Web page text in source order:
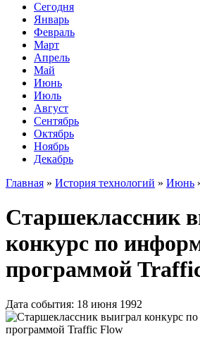
Сегодня
Январь
Февраль
Март
Апрель
Май
Июнь
Июль
Август
Сентябрь
Октябрь
Ноябрь
Декабрь
Главная » История технологий » Июнь
Старшеклассник
конкурс по
программой
Дата события: 18 июня 1992